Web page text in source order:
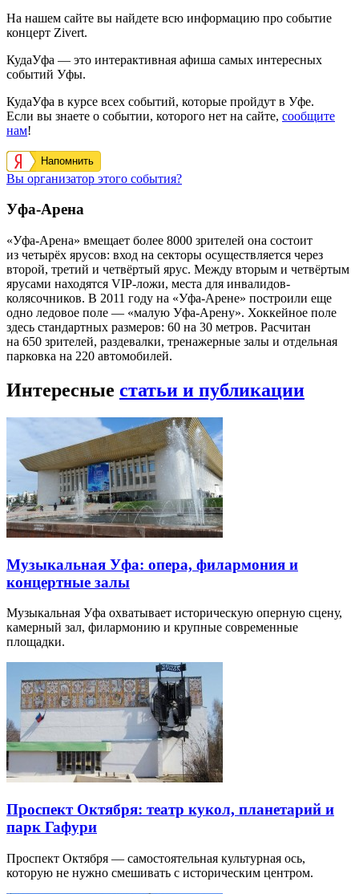
На нашем сайте вы найдете всю информацию про событие
концерт Zivert.
КудаУфа — это интерактивная афиша самых интересных
событий Уфы.
КудаУфа в курсе всех событий, которые пройдут в Уфе.
Если вы знаете о событии, которого нет на сайте, сообщите
нам!
Напомнить
Вы организатор этого события?
Уфа-Арена
«Уфа-Арена» вмещает более 8000 зрителей она состоит
из четырёх ярусов: вход на секторы осуществляется через
второй, третий и четвёртый ярус. Между вторым и четвёртым
ярусами находятся VIP-ложи, места для инвалидов-
колясочников. В 2011 году на «Уфа-Арене» построили еще
одно ледовое поле — «малую Уфа-Арену». Хоккейное поле
здесь стандартных размеров: 60 на 30 метров. Расчитан
на 650 зрителей, раздевалки, тренажерные залы и отдельная
парковка на 220 автомобилей.
Интересные статьи и публикации
Музыкальная Уфа: опера, филармония и
концертные залы
Музыкальная Уфа охватывает историческую оперную сцену,
камерный зал, филармонию и крупные современные
площадки.
Проспект Октября: театр кукол, планетарий и
парк Гафури
Проспект Октября — самостоятельная культурная ось,
которую не нужно смешивать с историческим центром.